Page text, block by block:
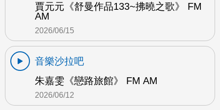
賈元元《舒曼作品133~拂曉之歌》 FM
AM
2026/06/15
音樂沙拉吧
朱嘉雯《戀路旅館》 FM AM
2026/06/12